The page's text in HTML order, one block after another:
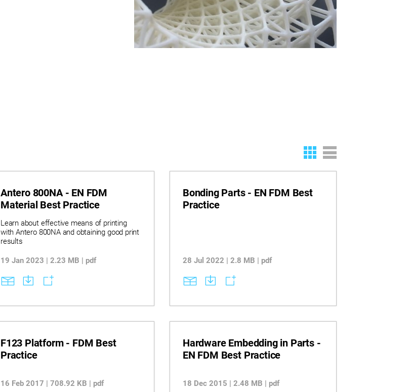
Antero 800NA - EN FDM
Material Best Practice
Learn about effective means of printing
with Antero 800NA and obtaining good print
results
19 Jan 2023 | 2.23 MB | pdf
Bonding Parts - EN FDM Best
Practice
28 Jul 2022 | 2.8 MB | pdf
F123 Platform - FDM Best
Practice
16 Feb 2017 | 708.92 KB | pdf
Hardware Embedding in Parts -
EN FDM Best Practice
18 Dec 2015 | 2.48 MB | pdf